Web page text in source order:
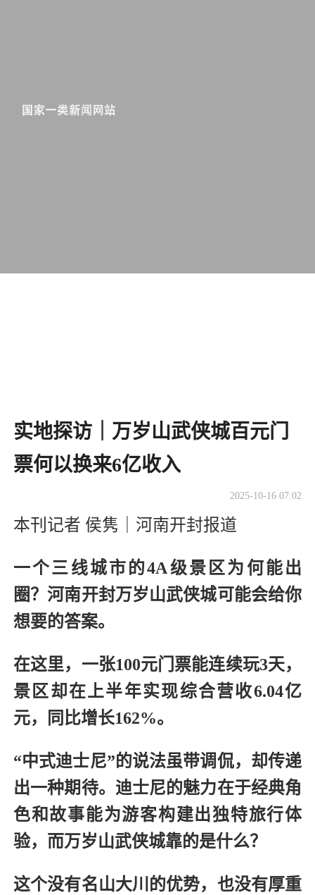
实地探访｜万岁山武侠城百元门
票何以换来6亿收入
2025-10-16 07:02
本刊记者 侯隽｜河南开封报道
一个三线城市的4A级景区为何能出
圈？河南开封万岁山武侠城可能会给你
想要的答案。
在这里，一张100元门票能连续玩3天，
景区却在上半年实现综合营收6.04亿
元，同比增长162%。
“中式迪士尼”的说法虽带调侃，却传递
出一种期待。迪士尼的魅力在于经典角
色和故事能为游客构建出独特旅行体
验，而万岁山武侠城靠的是什么？
这个没有名山大川的优势，也没有厚重